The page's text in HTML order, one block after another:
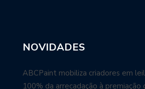
NOVIDADES
ABCPaint mobiliza criadores em
100% da arrecadação à premiação